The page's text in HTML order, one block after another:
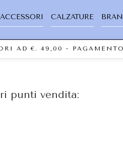
ACCESSORI CALZATURE
AD €. 49,00 -
punti vendita: